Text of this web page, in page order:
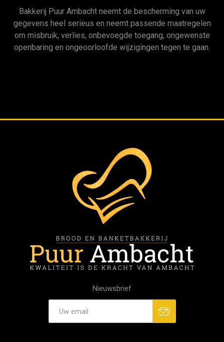
Bakkerij Puur Ambacht neemt de bescherming van uw
gegevens heel serieus en neemt passende maatregelen
om misbruik, verlies, onbevoegde toegang, ongewenste
openbaring en ongeoorloofde wijzigingen tegen te gaan.
Nieuwsbrief